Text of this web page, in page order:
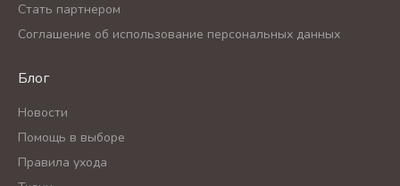
Стать партнером
Соглашение об использование персональных данных
Блог
Новости
Помощь в выборе
Правила ухода